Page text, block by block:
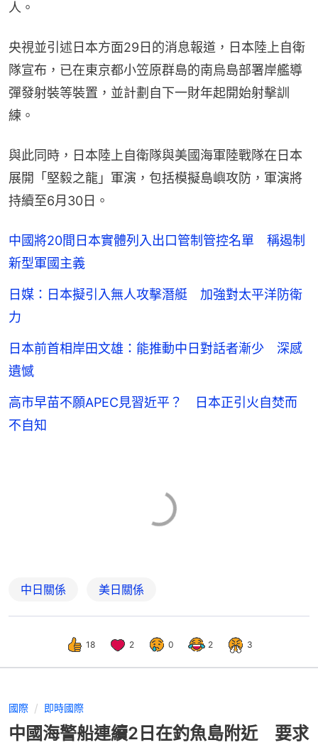
人。
央視並引述日本方面29日的消息報道，日本陸上自衛
隊宣布，已在東京都小笠原群島的南烏島部署岸艦導
彈發射裝等裝置，並計劃自下一財年起開始射擊訓
練。
與此同時，日本陸上自衛隊與美國海軍陸戰隊在日本
展開「堅毅之龍」軍演，包括模擬島嶼攻防，軍演將
持續至6月30日。
中國將20間日本實體列入出口管制管控名單 稱遏制
新型軍國主義
日媒：日本擬引入無人攻擊潛艇 加強對太平洋防衛
力
日本前首相岸田文雄：能推動中日對話者漸少 深感
遺憾
高市早苗不願APEC見習近平？ 日本正引火自焚而
不自知
中日關係 美日關係
18 2 0 2 3
國際 即時國際
中國海警船連續2日在釣魚島附近 要求